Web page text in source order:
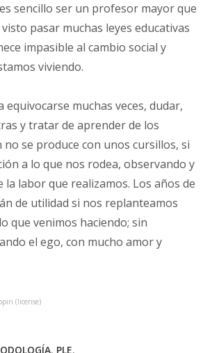
sencillo ser un profesor mayor que
pasar muchas leyes educativas
impasible al cambio social y
viviendo.
equivocarse muchas veces, dudar,
y tratar de aprender de los
no se produce con unos cursillos, si
a lo que nos rodea, observando y
labor que realizamos. Los años de
de utilidad si nos replanteamos
que venimos haciendo; sin
el ego, con mucho amor y
(license)
, PLE,